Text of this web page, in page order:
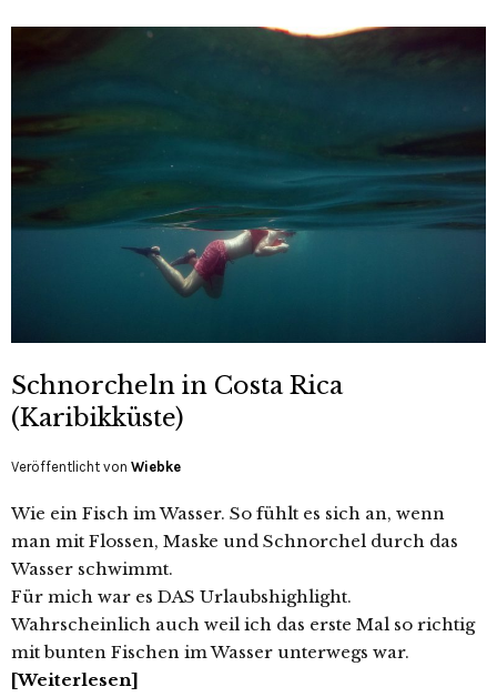
Schnorcheln in Costa Rica
(Karibikküste)
Veröffentlicht von Wiebke
Wie ein Fisch im Wasser. So fühlt es sich an, wenn
man mit Flossen, Maske und Schnorchel durch das
Wasser schwimmt.
Für mich war es DAS Urlaubshighlight.
Wahrscheinlich auch weil ich das erste Mal so richtig
mit bunten Fischen im Wasser unterwegs war.
Weiterlesen